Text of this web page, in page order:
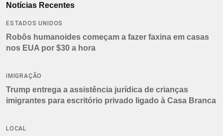
Notícias Recentes
ESTADOS UNIDOS
Robôs humanoides começam a fazer faxina em casas
nos EUA por $30 a hora
IMIGRAÇÃO
Trump entrega a assistência jurídica de crianças
imigrantes para escritório privado ligado à Casa Branca
LOCAL